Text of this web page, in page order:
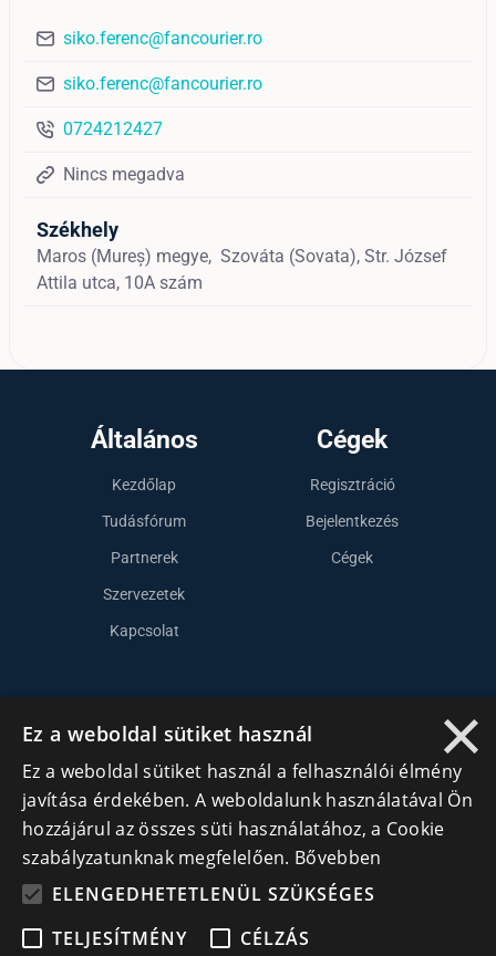
siko.ferenc@fancourier.ro
siko.ferenc@fancourier.ro
0724212427
Nincs megadva
Székhely
Maros (Mureș) megye, Szováta (Sovata), Str. József
Attila utca, 10A szám
Általános
Kezdőlap
Tudásfórum
Partnerek
Szervezetek
Kapcsolat
Cégek
Regisztráció
Bejelentkezés
Cégek
+40 740 856 970
×
Ez a weboldal sütiket használ
Ez a weboldal sütiket használ a felhasználói élmény
javítása érdekében. A weboldalunk használatával Ön
hozzájárul az összes süti használatához, a Cookie
szabályzatunknak megfelelően. Bővebben
ELENGEDHETETLENÜL SZÜKSÉGES
TELJESÍTMÉNY
CÉLZÁS